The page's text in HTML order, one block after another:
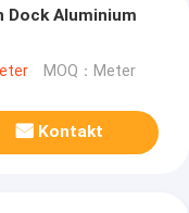
Dock Aluminium
MOQ：Meter
Kontakt